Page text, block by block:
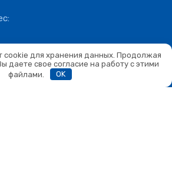
cookie для хранения данных. Продолжая
даете свое согласие на работу с этими
файлами.
OK